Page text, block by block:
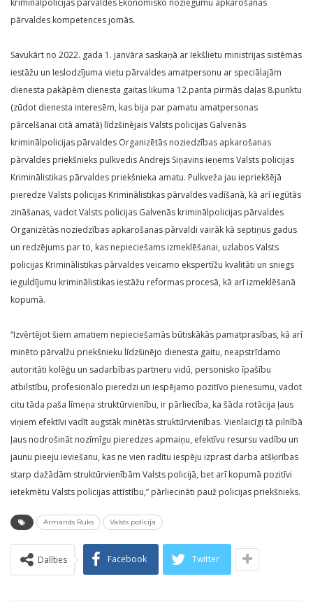
kriminālpolicijas pārvaldes Ekonomisko noziegumu apkarošanas
pārvaldes kompetences jomās.
Savukārt no 2022. gada 1. janvāra saskaņā ar Iekšlietu ministrijas sistēmas
iestāžu un Ieslodzījuma vietu pārvaldes amatpersonu ar speciālajām
dienesta pakāpēm dienesta gaitas likuma 12.panta pirmās daļas 8.punktu
(zūdot dienesta interesēm, kas bija par pamatu amatpersonas
pārcelšanai citā amatā) līdzšinējais Valsts policijas Galvenās
kriminālpolicijas pārvaldes Organizētās noziedzības apkarošanas
pārvaldes priekšnieks pulkvedis Andrejs Siņavins ieņems Valsts policijas
Kriminālistikas pārvaldes priekšnieka amatu. Pulkveža jau iepriekšējā
pieredze Valsts policijas Kriminālistikas pārvaldes vadīšanā, kā arī iegūtās
zināšanas, vadot Valsts policijas Galvenās kriminālpolicijas pārvaldes
Organizētās noziedzības apkarošanas pārvaldi vairāk kā septiņus gadus
un redzējums par to, kas nepieciešams izmeklēšanai, uzlabos Valsts
policijas Kriminālistikas pārvaldes veicamo ekspertīžu kvalitāti un sniegs
ieguldījumu kriminālistikas iestāžu reformas procesā, kā arī izmeklēšanā
kopumā.
“Izvērtējot šiem amatiem nepieciešamās būtiskākās pamatprasības, kā arī
minēto pārvalžu priekšnieku līdzšinējo dienesta gaitu, neapstrīdamo
autoritāti kolēģu un sadarbības partneru vidū, personisko īpašību
atbilstību, profesionālo pieredzi un iespējamo pozitīvo pienesumu, vadot
citu tāda paša līmeņa struktūrvienību, ir pārliecība, ka šāda rotācija ļaus
viņiem efektīvi vadīt augstāk minētās struktūrvienības. Vienlaicīgi tā pilnībā
ļaus nodrošināt nozīmīgu pieredzes apmaiņu, efektīvu resursu vadību un
jaunu pieeju ieviešanu, kas ne vien radītu iespēju izprast darba atšķirības
starp dažādām struktūrvienībām Valsts policijā, bet arī kopumā pozitīvi
ietekmētu Valsts policijas attīstību,” pārliecināti pauž policijas priekšnieks.
Armands Ruks Valsts policija
Dalīties Facebook Twitter